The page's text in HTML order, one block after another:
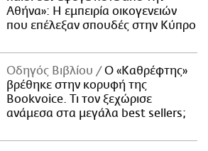
Αθήνα»: Η εμπειρία οικογενειών
που επέλεξαν σπουδές στην Κύπρο
Οδηγός Βιβλίου
Ο «Καθρέφτης»
βρέθηκε στην κορυφή της
Bookvoice. Τι τον ξεχώρισε
ανάμεσα στα μεγάλα best sellers;